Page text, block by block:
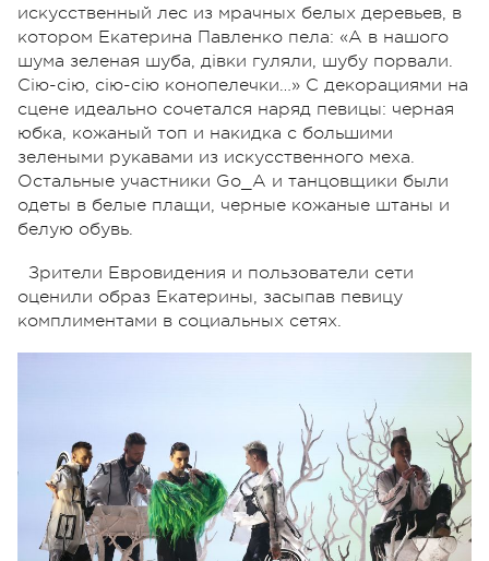
искусственный лес из мрачных белых деревьев, в
котором Екатерина Павленко пела: «А в нашого
шума зеленая шуба, дівки гуляли, шубу порвали.
Сію-сію, сію-сію конопелечки…» С декорациями на
сцене идеально сочетался наряд певицы: черная
юбка, кожаный топ и накидка с большими
зелеными рукавами из искусственного меха.
Остальные участники Go_A и танцовщики были
одеты в белые плащи, черные кожаные штаны и
белую обувь.
Зрители Евровидения и пользователи сети
оценили образ Екатерины, засыпав певицу
комплиментами в социальных сетях.